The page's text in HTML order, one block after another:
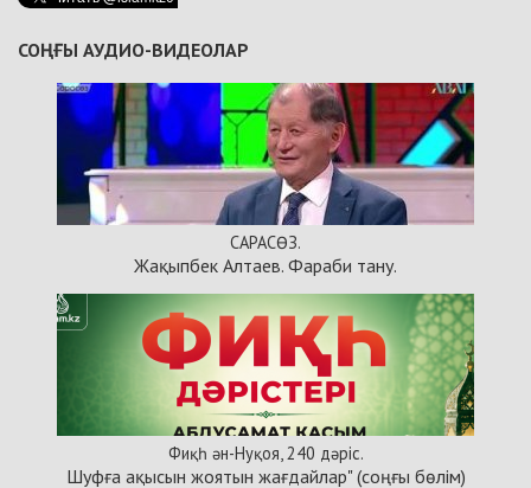
СОҢҒЫ АУДИО-ВИДЕОЛАР
САРАСӨЗ.
Жақыпбек Алтаев. Фараби тану.
Фиқһ ән-Нуқоя, 240 дәріс.
Шуфға ақысын жоятын жағдайлар" (соңғы бөлім)